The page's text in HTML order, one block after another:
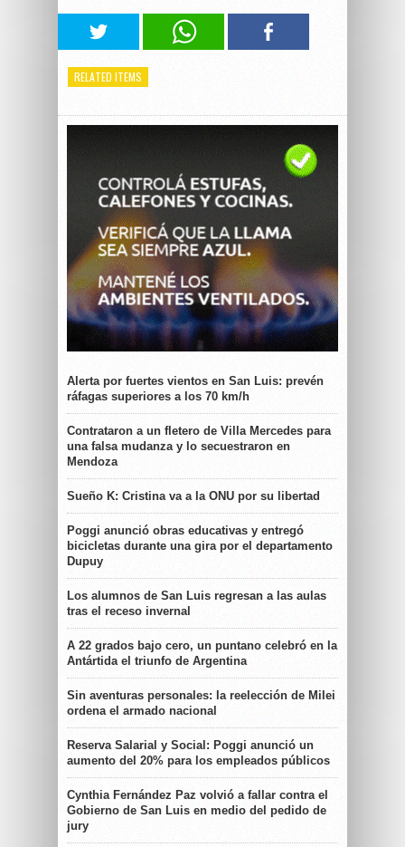
RELATED ITEMS
Alerta por fuertes vientos en San Luis: prevén
ráfagas superiores a los 70 km/h
Contrataron a un fletero de Villa Mercedes para
una falsa mudanza y lo secuestraron en
Mendoza
Sueño K: Cristina va a la ONU por su libertad
Poggi anunció obras educativas y entregó
bicicletas durante una gira por el departamento
Dupuy
Los alumnos de San Luis regresan a las aulas
tras el receso invernal
A 22 grados bajo cero, un puntano celebró en la
Antártida el triunfo de Argentina
Sin aventuras personales: la reelección de Milei
ordena el armado nacional
Reserva Salarial y Social: Poggi anunció un
aumento del 20% para los empleados públicos
Cynthia Fernández Paz volvió a fallar contra el
Gobierno de San Luis en medio del pedido de
jury